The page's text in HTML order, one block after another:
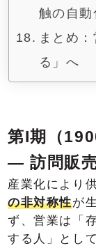
触の自動
まとめ
る」へ
第I期（
― 訪問販
産業化により
の非対称性が
ず、営業は「
する人」とし